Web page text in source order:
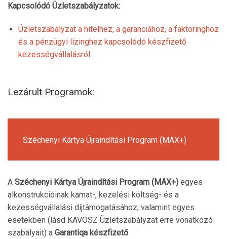
Kapcsolódó Üzletszabályzatok:
Üzletszabályzat a hitelhez, a garanciához, a faktoringhoz
és a pénzügyi lízinghez kapcsolódó készfizető
kezességvállalásról
Lezárult Programok:
Széchenyi Kártya Újraindítási Program (MAX+)
A Széchenyi Kártya Újraindítási Program (MAX+) egyes
alkonstrukcióinak kamat-, kezelési költség- és a
kezességvállalási díjtámogatásához, valamint egyes
esetekben (lásd KAVOSZ Üzletszabályzat erre vonatkozó
szabályait) a Garantiqa készfizető